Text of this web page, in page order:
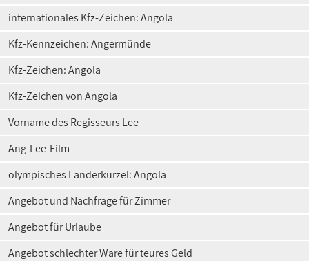
internationales Kfz-Zeichen: Angola
Kfz-Kennzeichen: Angermünde
Kfz-Zeichen: Angola
Kfz-Zeichen von Angola
Vorname des Regisseurs Lee
Ang-Lee-Film
olympisches Länderkürzel: Angola
Angebot und Nachfrage für Zimmer
Angebot für Urlaube
Angebot schlechter Ware für teures Geld